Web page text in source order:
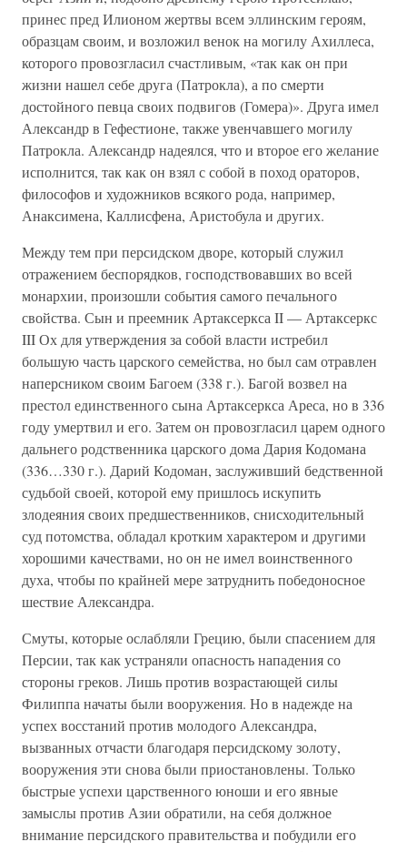
принес пред Илионом жертвы всем эллинским героям,
образцам своим, и возложил венок на могилу Ахиллеса,
которого провозгласил счастливым, «так как он при
жизни нашел себе друга (Патрокла), а по смерти
достойного певца своих подвигов (Гомера)». Друга имел
Александр в Гефестионе, также увенчавшего могилу
Патрокла. Александр надеялся, что и второе его желание
исполнится, так как он взял с собой в поход ораторов,
философов и художников всякого рода, например,
Анаксимена, Каллисфена, Аристобула и других.
Между тем при персидском дворе, который служил
отражением беспорядков, господствовавших во всей
монархии, произошли события самого печального
свойства. Сын и преемник Артаксеркса II — Артаксеркс
III Ох для утверждения за собой власти истребил
большую часть царского семейства, но был сам отравлен
наперсником своим Багоем (338 г.). Багой возвел на
престол единственного сына Артаксеркса Ареса, но в 336
году умертвил и его. Затем он провозгласил царем одного
дальнего родственника царского дома Дария Кодомана
(336…330 г.). Дарий Кодоман, заслуживший бедственной
судьбой своей, которой ему пришлось искупить
злодеяния своих предшественников, снисходительный
суд потомства, обладал кротким характером и другими
хорошими качествами, но он не имел воинственного
духа, чтобы по крайней мере затруднить победоносное
шествие Александра.
Смуты, которые ослабляли Грецию, были спасением для
Персии, так как устраняли опасность нападения со
стороны греков. Лишь против возрастающей силы
Филиппа начаты были вооружения. Но в надежде на
успех восстаний против молодого Александра,
вызванных отчасти благодаря персидскому золоту,
вооружения эти снова были приостановлены. Только
быстрые успехи царственного юноши и его явные
замыслы против Азии обратили, на себя должное
внимание персидского правительства и побудили его